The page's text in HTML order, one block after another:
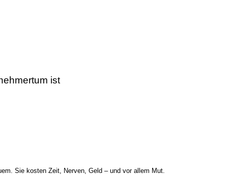
ist
Sie kosten Zeit, Nerven, Geld – und vor allem Mut.